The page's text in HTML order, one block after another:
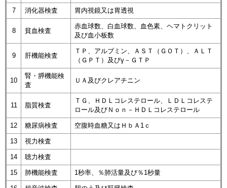
7 消化器検査 胃内視鏡又は胃透視
8 貧血検査
赤血球数、白血球数、血色素、ヘマトクリット
及び血小板数
9 肝機能検査
ＴＰ、アルブミン、ＡＳＴ（ＧＯＴ）、ＡＬＴ
（ＧＰＴ）及びγ－ＧＴＰ
10
腎・膵機能検
査
ＵＡ及びクレアチニン
11 脂質検査
ＴＧ、ＨＤＬコレステロール、ＬＤＬコレステ
ロール及びＮｏｎ－ＨＤＬコレステロール
12 糖尿病検査 空腹時血糖又はＨｂＡ1ｃ
13 視力検査
14 聴力検査
15 肺機能検査 1秒率、％肺活量及び％1秒量